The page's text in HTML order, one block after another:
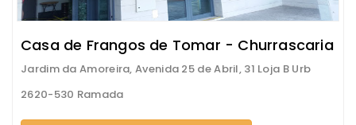
Casa de Frangos de Tomar - Churrascaria
Jardim da Amoreira, Avenida 25 de Abril, 31 Loja B Urb
2620-530 Ramada